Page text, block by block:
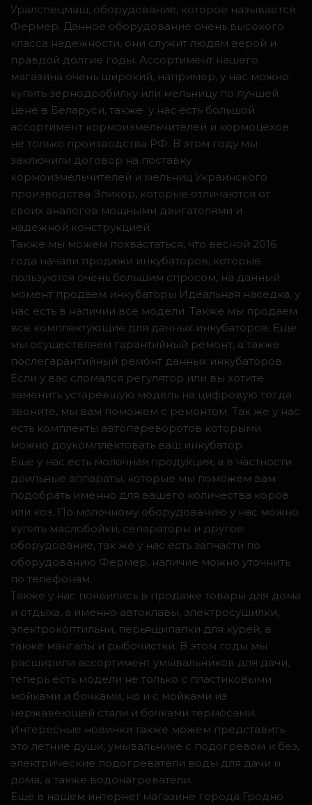
Уралспецмаш, оборудование, которое называется
Фермер. Данное оборудование очень высокого
класса надежности, они служит людям верой и
правдой долгие годы. Ассортимент нашего
магазина очень широкий, например, у нас можно
купить зернодробилку или мельницу по лучшей
цене в Беларуси, также у нас есть большой
ассортимент кормоизмельчителей и кормоцехов
не только производства РФ. В этом году мы
заключили договор на поставку
кормоизмельчителей и мельниц Украинского
производства Эликор, которые отличаются от
своих аналогов мощными двигателями и
надежной конструкцией.
Также мы можем похвастаться, что весной 2016
года начали продажи инкубаторов, которые
пользуются очень большим спросом, на данный
момент продаем инкубаторы Идеальная наседка, у
нас есть в наличии все модели. Также мы продаем
все комплектующие для данных инкубаторов. Ещё
мы осуществляем гарантийный ремонт, а также
послегарантийный ремонт данных инкубаторов.
Если у вас сломался регулятор или вы хотите
заменить устаревшую модель на цифровую тогда
звоните, мы вам поможем с ремонтом. Так же у нас
есть комплекты автопереворотов которыми
можно доукомплектовать ваш инкубатор.
Ещё у нас есть молочная продукция, а в частности
доильные аппараты, которые мы поможем вам
подобрать именно для вашего количества коров
или коз. По молочному оборудованию у нас можно
купить маслобойки, сепараторы и другое
оборудование, так же у нас есть запчасти по
оборудованию Фермер, наличие можно уточнить
по телефонам.
Также у нас появились в продаже товары для дома
и отдыха, а именно автоклавы, электросушилки,
электрокоптильни, перьящипалки для курей, а
также мангалы и рыбочистки. В этом годы мы
расширили ассортимент умывальников для дачи,
теперь есть модели не только с пластиковыми
мойками и бочками, но и с мойками из
нержавеющей стали и бочками термосами.
Интересные новинки также можем представить
это летние души, умывальнике с подогревом и без,
электрические подогреватели воды для дачи и
дома, а также водонагреватели.
Ещё в нашем интернет магазине города Гродно